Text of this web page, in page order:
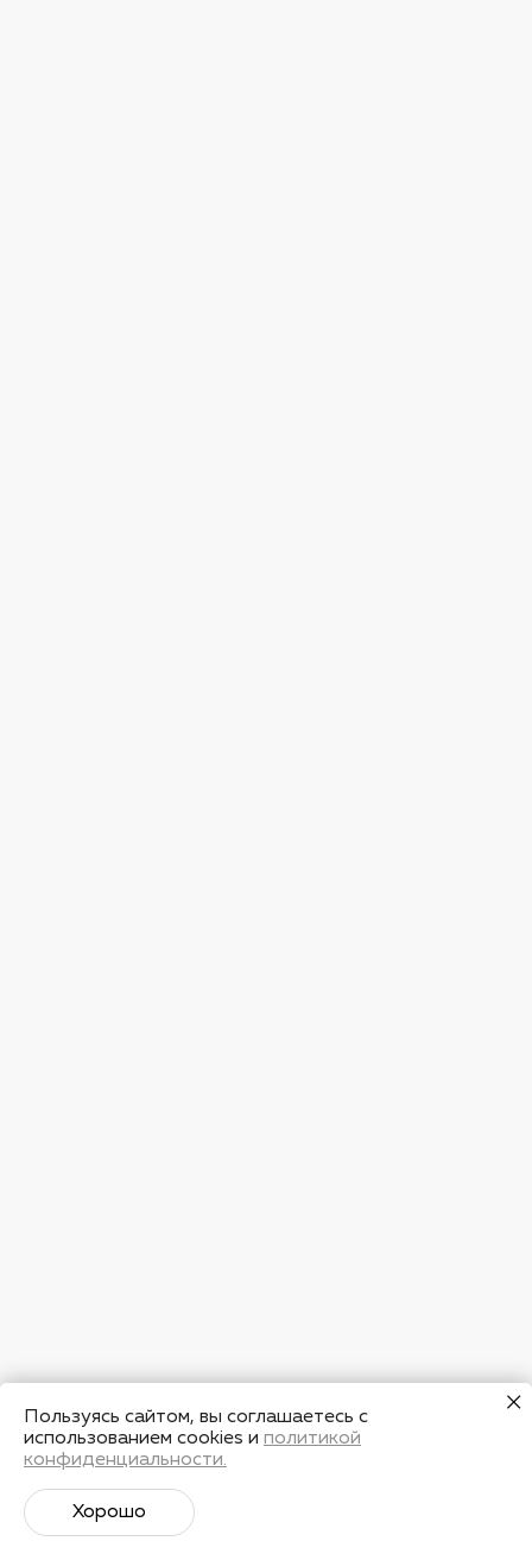
Пользуясь сайтом, вы соглашаетесь с
использованием cookies и политикой
конфиденциальности.
Хорошо